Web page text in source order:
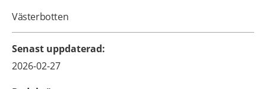
Västerbotten
Senast uppdaterad:
2026-02-27